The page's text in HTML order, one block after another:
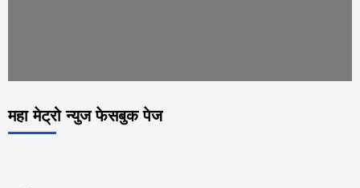
महा मेट्रो न्युज फेसबुक पेज